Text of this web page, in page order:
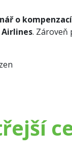
o
Airlines. Zároveň